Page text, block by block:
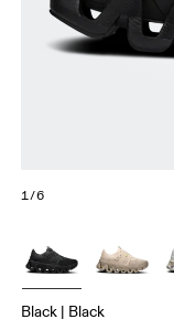
1/6
Black | Black